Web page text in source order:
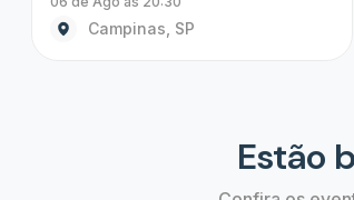
Fique de olho nos
artistas e não